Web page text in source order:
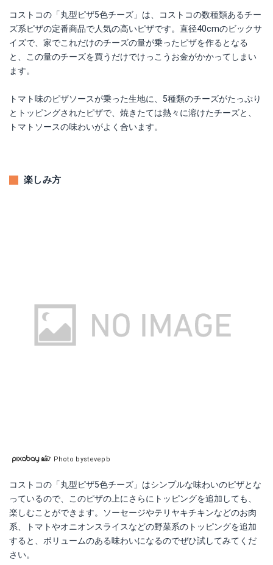
コストコの「丸型ピザ5色チーズ」は、コストコの数種類あるチー
ズ系ピザの定番商品で人気の高いピザです。直径40cmのビックサ
イズで、家でこれだけのチーズの量が乗ったピザを作るとなる
と、この量のチーズを買うだけでけっこうお金がかかってしまい
ます。
トマト味のピザソースが乗った生地に、5種類のチーズがたっぷり
とトッピングされたピザで、焼きたては熱々に溶けたチーズと、
トマトソースの味わいがよく合います。
楽しみ方
Photo bystevepb
コストコの「丸型ピザ5色チーズ」はシンプルな味わいのピザとな
っているので、このピザの上にさらにトッピングを追加しても、
楽しむことができます。ソーセージやテリヤキチキンなどのお肉
系、トマトやオニオンスライスなどの野菜系のトッピングを追加
すると、ボリュームのある味わいになるのでぜひ試してみてくだ
さい。